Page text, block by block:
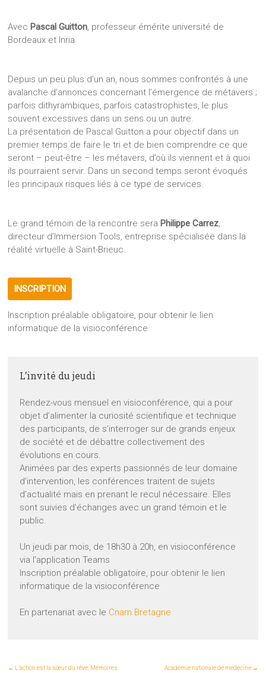
Avec Pascal Guitton, professeur émérite université de
Bordeaux et Inria
Depuis un peu plus d’un an, nous sommes confrontés à une
avalanche d’annonces concernant l’émergence de métavers ;
parfois dithyrambiques, parfois catastrophistes, le plus
souvent excessives dans un sens ou un autre.
La présentation de Pascal Guitton a pour objectif dans un
premier temps de faire le tri et de bien comprendre ce que
seront – peut-être – les métavers, d’où ils viennent et à quoi
ils pourraient servir. Dans un second temps seront évoqués
les principaux risques liés à ce type de services.
Le grand témoin de la rencontre sera Philippe Carrez,
directeur d’Immersion Tools, entreprise spécialisée dans la
réalité virtuelle à Saint-Brieuc.
INSCRIPTION
Inscription préalable obligatoire, pour obtenir le lien
informatique de la visioconférence
L’invité du jeudi
Rendez-vous mensuel en visioconférence, qui a pour
objet d’alimenter la curiosité scientifique et technique
des participants, de s’interroger sur de grands enjeux
de société et de débattre collectivement des
évolutions en cours.
Animées par des experts passionnés de leur domaine
d’intervention, les conférences traitent de sujets
d’actualité mais en prenant le recul nécessaire. Elles
sont suivies d’échanges avec un grand témoin et le
public.
Un jeudi par mois, de 18h30 à 20h, en visioconférence
via l’application Teams
Inscription préalable obligatoire, pour obtenir le lien
informatique de la visioconférence
En partenariat avec le Cnam Bretagne
← L’action est la sœur du rêve. Mémoires Académie nationale de médecine →